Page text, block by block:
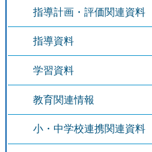
指導計画・評価関連資料
指導資料
学習資料
教育関連情報
小・中学校連携関連資料